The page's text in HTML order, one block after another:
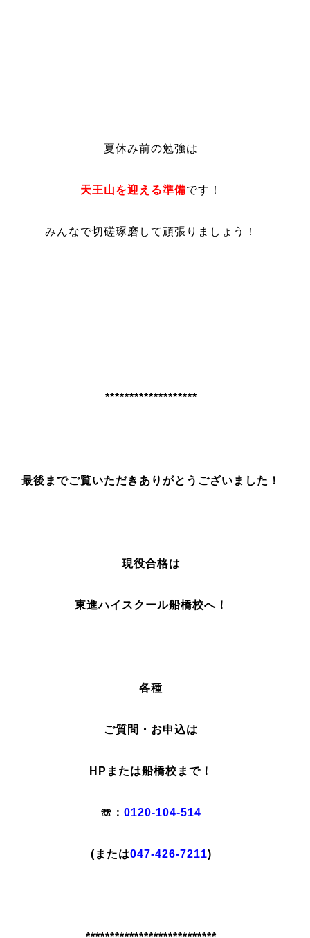
夏休み前の勉強は
天王山を迎える準備です！
みんなで切磋琢磨して頑張りましょう！
*******************
最後までご覧いただきありがとうございました！
現役合格は
東進ハイスクール船橋校へ！
各種
ご質問・お申込は
HPまたは船橋校まで！
☏：0120-104-514
(または047-426-7211)